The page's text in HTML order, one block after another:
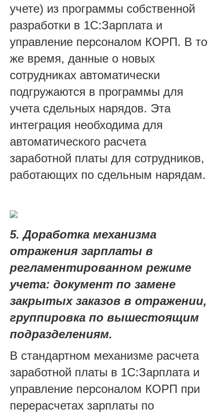
учете) из программы собственной
разработки в 1С:Зарплата и
управление персоналом КОРП. В то
же время, данные о новых
сотрудниках автоматически
подгружаются в программы для
учета сдельных нарядов. Эта
интеграция необходима для
автоматического расчета
заработной платы для сотрудников,
работающих по сдельным нарядам.
5. Доработка механизма
отражения зарплаты в
регламентированном режиме
учета: документ по замене
закрытых заказов в отражении,
группировка по вышестоящим
подразделениям.
В стандартном механизме расчета
заработной платы в 1С:Зарплата и
управление персоналом КОРП при
перерасчетах зарплаты по